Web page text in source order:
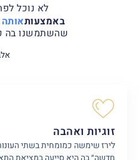
לא נוכל
באמצעותאותה
שהשתמשנו בה
זוגיות ואהבה
לירז שימשה כמומחית בשתי